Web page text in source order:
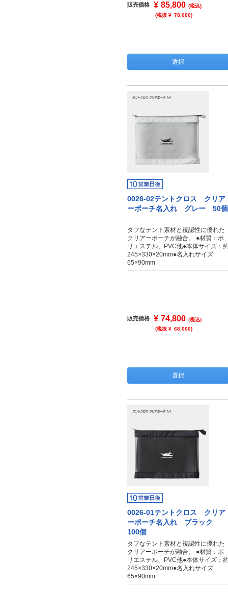
販売価格 ¥ 85,800 (税込)
(税抜 ¥ 78,000)
選択
0026-02テントクロス クリア
ーポーチ名入れ グレー 50個
タフなテント素材と視認性に優れた
クリアーポーチが融合。 ●材質：ポ
リエステル、PVC他●本体サイズ：
245×330×20mm●名入れサイズ
65×90mm
販売価格 ¥ 74,800 (税込)
(税抜 ¥ 68,000)
選択
0026-01テントクロス クリア
ーポーチ名入れ ブラック
100個
タフなテント素材と視認性に優れた
クリアーポーチが融合。 ●材質：ポ
リエステル、PVC他●本体サイズ：
245×330×20mm●名入れサイズ
65×90mm